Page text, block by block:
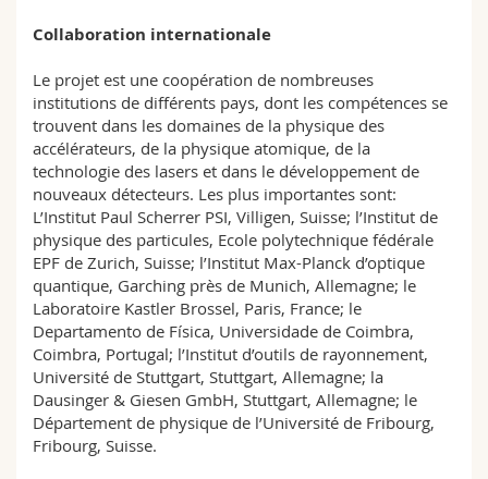
Collaboration internationale
Le projet est une coopération de nombreuses
institutions de différents pays, dont les compétences se
trouvent dans les domaines de la physique des
accélérateurs, de la physique atomique, de la
technologie des lasers et dans le développement de
nouveaux détecteurs. Les plus importantes sont:
L’Institut Paul Scherrer PSI, Villigen, Suisse; l’Institut de
physique des particules, Ecole polytechnique fédérale
EPF de Zurich, Suisse; l’Institut Max-Planck d’optique
quantique, Garching près de Munich, Allemagne; le
Laboratoire Kastler Brossel, Paris, France; le
Departamento de Física, Universidade de Coimbra,
Coimbra, Portugal; l’Institut d’outils de rayonnement,
Université de Stuttgart, Stuttgart, Allemagne; la
Dausinger & Giesen GmbH, Stuttgart, Allemagne; le
Département de physique de l’Université de Fribourg,
Fribourg, Suisse.